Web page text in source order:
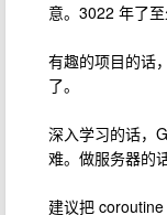
意。3022 年了至
有趣的项目的话
了。
深入学习的话，
难。做服务器的
建议把